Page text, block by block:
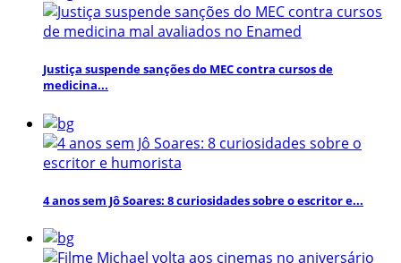
Justiça suspende sanções do MEC contra cursos de
medicina...
4 anos sem Jô Soares: 8 curiosidades sobre o escritor e...